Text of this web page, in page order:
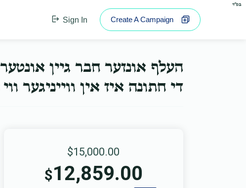
בס"ד
Sign In Create A Campaign
העלף אונזער חבר גיין
די חתונה איז אין ווייניגער
$15,000.00
$12,859.00